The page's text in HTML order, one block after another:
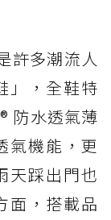
許多潮流人
」，全鞋特
防水透氣薄
氣機能，更
天踩出門也
面，搭載品